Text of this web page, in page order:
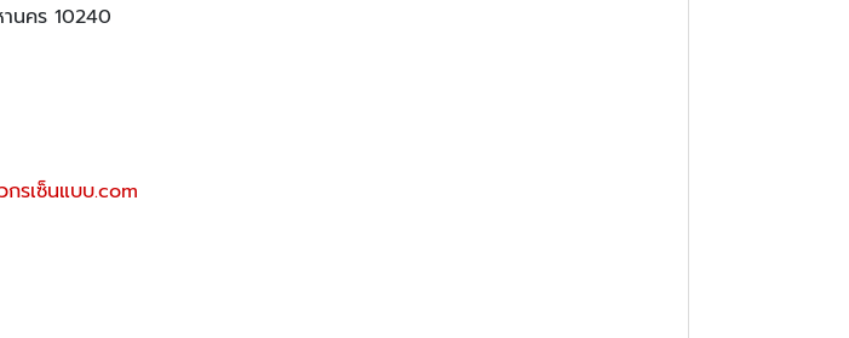
นคร 10240
รเซ็นแบบ.com